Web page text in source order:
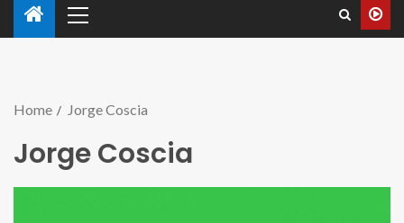
Home Jorge Coscia
Jorge Coscia